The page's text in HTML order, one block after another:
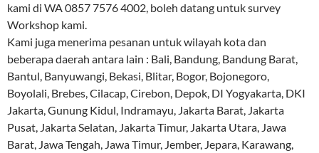
kami di WA 0857 7576 4002, boleh datang untuk survey
Workshop kami.
Kami juga menerima pesanan untuk wilayah kota dan
beberapa daerah antara lain : Bali, Bandung, Bandung Barat,
Bantul, Banyuwangi, Bekasi, Blitar, Bogor, Bojonegoro,
Boyolali, Brebes, Cilacap, Cirebon, Depok, DI Yogyakarta, DKI
Jakarta, Gunung Kidul, Indramayu, Jakarta Barat, Jakarta
Pusat, Jakarta Selatan, Jakarta Timur, Jakarta Utara, Jawa
Barat, Jawa Tengah, Jawa Timur, Jember, Jepara, Karawang,